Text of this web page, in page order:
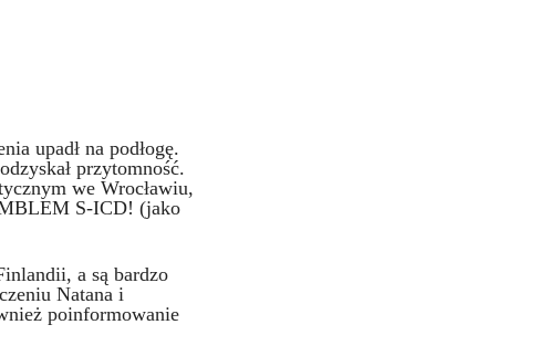
upadł na podłogę.
przytomność.
we Wrocławiu,
S-ICD! (jako
a są bardzo
Natana i
poinformowanie